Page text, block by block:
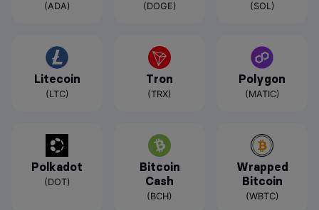
(ADA) (DOGE) (SOL)
Litecoin
(LTC)
Tron
(TRX)
Polygon
(MATIC)
Polkadot
(DOT)
Bitcoin
Cash
(BCH)
Wrapped
Bitcoin
(WBTC)